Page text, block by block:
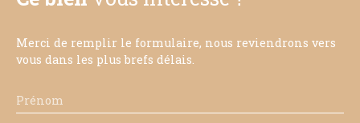
Merci de remplir le formulaire, nous reviendrons vers
vous dans les plus brefs délais.
Prénom